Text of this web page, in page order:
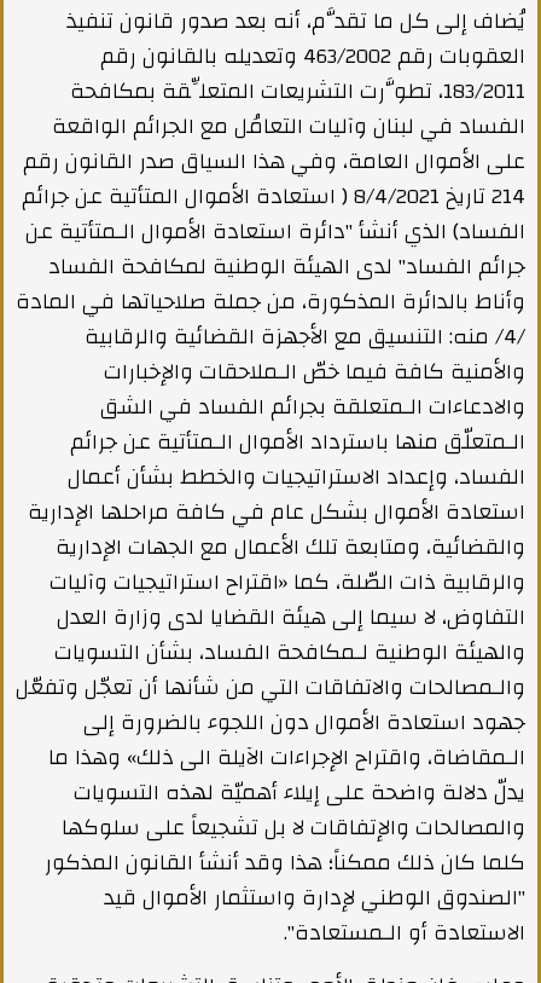
يُضاف إلى كل ما تقدَّم، أنه بعد صدور قانون تنفيذ
العقوبات رقم 463/2002 وتعديله بالقانون رقم
183/2011، تطوَّرت التشريعات المتعلِّقة بمكافحة
الفساد في لبنان وآليات التعامُل مع الجرائم الواقعة
على الأموال العامة، وفي هذا السياق صدر القانون رقم
214 تاريخ 8/4/2021 ( استعادة الأموال المتأتية عن جرائم
الفساد) الذي أنشأ "دائرة استعادة الأموال الـمتأتية عن
جرائم الفساد" لدى الهيئة الوطنية لمكافحة الفساد
وأناط بالدائرة المذكورة، من جملة صلاحياتها في المادة
/4/ منه: التنسيق مع الأجهزة القضائية والرقابية
والأمنية كافة فيما خصّ الـملاحقات والإخبارات
والادعاءات الـمتعلقة بجرائم الفساد في الشق
الـمتعلّق منها باسترداد الأموال الـمتأتية عن جرائم
الفساد، وإعداد الاستراتيجيات والخطط بشأن أعمال
استعادة الأموال بشكل عام في كافة مراحلها الإدارية
والقضائية، ومتابعة تلك الأعمال مع الجهات الإدارية
والرقابية ذات الصّلة، كما «اقتراح استراتيجيات وآليات
التفاوض، لا سيما إلى هيئة القضايا لدى وزارة العدل
والهيئة الوطنية لـمكافحة الفساد، بشأن التسويات
والـمصالحات والاتفاقات التي من شأنها أن تعجّل وتفعّل
جهود استعادة الأموال دون اللجوء بالضرورة إلى
الـمقاضاة، واقتراح الإجراءات الآيلة الى ذلك» وهذا ما
يدلّ دلالة واضحة على إيلاء أهميّة لهذه التسويات
والمصالحات والإتفاقات لا بل تشجيعاً على سلوكها
كلما كان ذلك ممكناً؛ هذا وقد أنشأ القانون المذكور
"الصندوق الوطني لإدارة واستثمار الأموال قيد
الاستعادة أو الـمستعادة".